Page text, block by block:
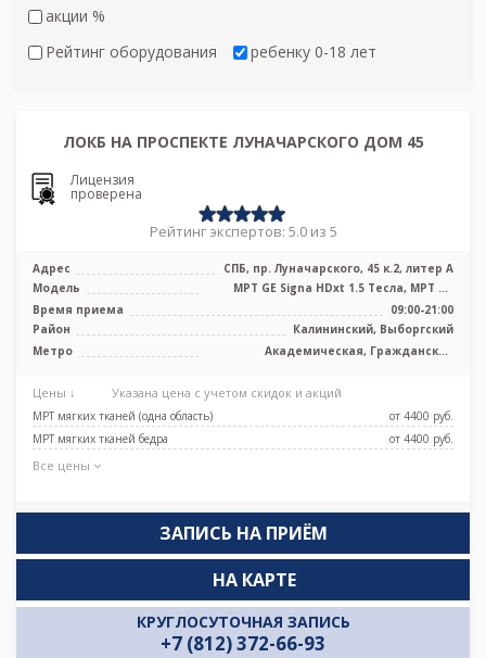
акции %
Рейтинг оборудования
ребенку 0-18 лет
ЛОКБ НА ПРОСПЕКТЕ ЛУНАЧАРСКОГО ДОМ 45
Лицензия
проверена
Рейтинг экспертов: 5.0 из 5
Адрес
СПБ, пр. Луначарского, 45 к.2, литер А
Модель
МРТ GE Signa HDxt 1.5 Тесла, МРТ GE
Время приема
09:00-21:00
Район
Калининский, Выборгский
Метро
Академическая, Гражданский
Цены ↓ Указана цена с учетом скидок и акций
МРТ мягких тканей (одна область)
от 4400 pуб.
МРТ мягких тканей бедра
от 4400 pуб.
Все цены
ЗАПИСЬ НА ПРИЁМ
КРУГЛОСУТОЧНАЯ ЗАПИСЬ
+7 (812) 372-66-93
НА КАРТЕ